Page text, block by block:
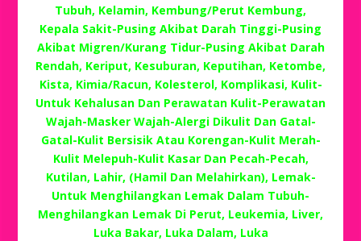
Tubuh, Kelamin, Kembung/Perut Kembung,
Kepala Sakit-Pusing Akibat Darah Tinggi-Pusing
Akibat Migren/Kurang Tidur-Pusing Akibat Darah
Rendah, Keriput, Kesuburan, Keputihan, Ketombe,
Kista, Kimia/Racun, Kolesterol, Komplikasi, Kulit-
Untuk Kehalusan Dan Perawatan Kulit-Perawatan
Wajah-Masker Wajah-Alergi Dikulit Dan Gatal-
Gatal-Kulit Bersisik Atau Korengan-Kulit Merah-
Kulit Melepuh-Kulit Kasar Dan Pecah-Pecah,
Kutilan, Lahir, (Hamil Dan Melahirkan), Lemak-
Untuk Menghilangkan Lemak Dalam Tubuh-
Menghilangkan Lemak Di Perut, Leukemia, Liver,
Luka Bakar, Luka Dalam, Luka